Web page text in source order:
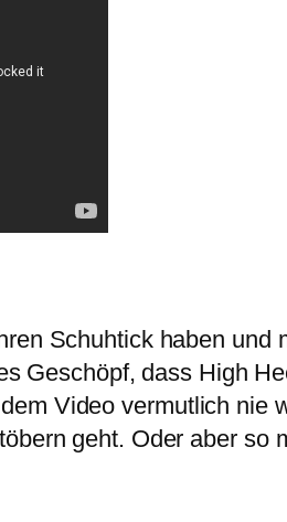
Schuhtick haben
Geschöpf, dass High
Video vermutlich
geht. Oder aber so